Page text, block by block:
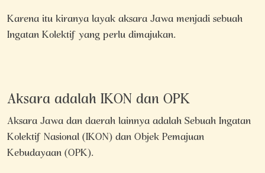
Karena itu kiranya layak aksara Jawa menjadi sebuah
Ingatan Kolektif yang perlu dimajukan.
Aksara adalah IKON dan OPK
Aksara Jawa dan daerah lainnya adalah Sebuah Ingatan
Kolektif Nasional (IKON) dan Objek Pemajuan
Kebudayaan (OPK).